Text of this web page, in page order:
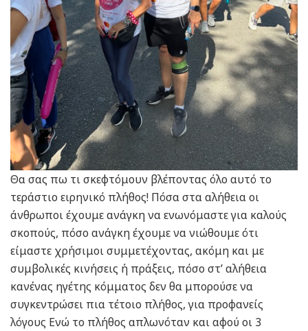
Θα σας πω τι σκεφτόμουν βλέποντας όλο αυτό το
τεράστιο ειρηνικό πλήθος! Πόσα στα αλήθεια οι
άνθρωποι έχουμε ανάγκη να ενωνόμαστε για καλούς
σκοπούς, πόσο ανάγκη έχουμε να νιώθουμε ότι
είμαστε χρήσιμοι συμμετέχοντας, ακόμη και με
συμβολικές κινήσεις ή πράξεις, πόσο στ’ αλήθεια
κανένας ηγέτης κόμματος δεν θα μπορούσε να
συγκεντρώσει πια τέτοιο πλήθος, για προφανείς
λόγους Ενώ το πλήθος απλωνόταν και αφού οι 3